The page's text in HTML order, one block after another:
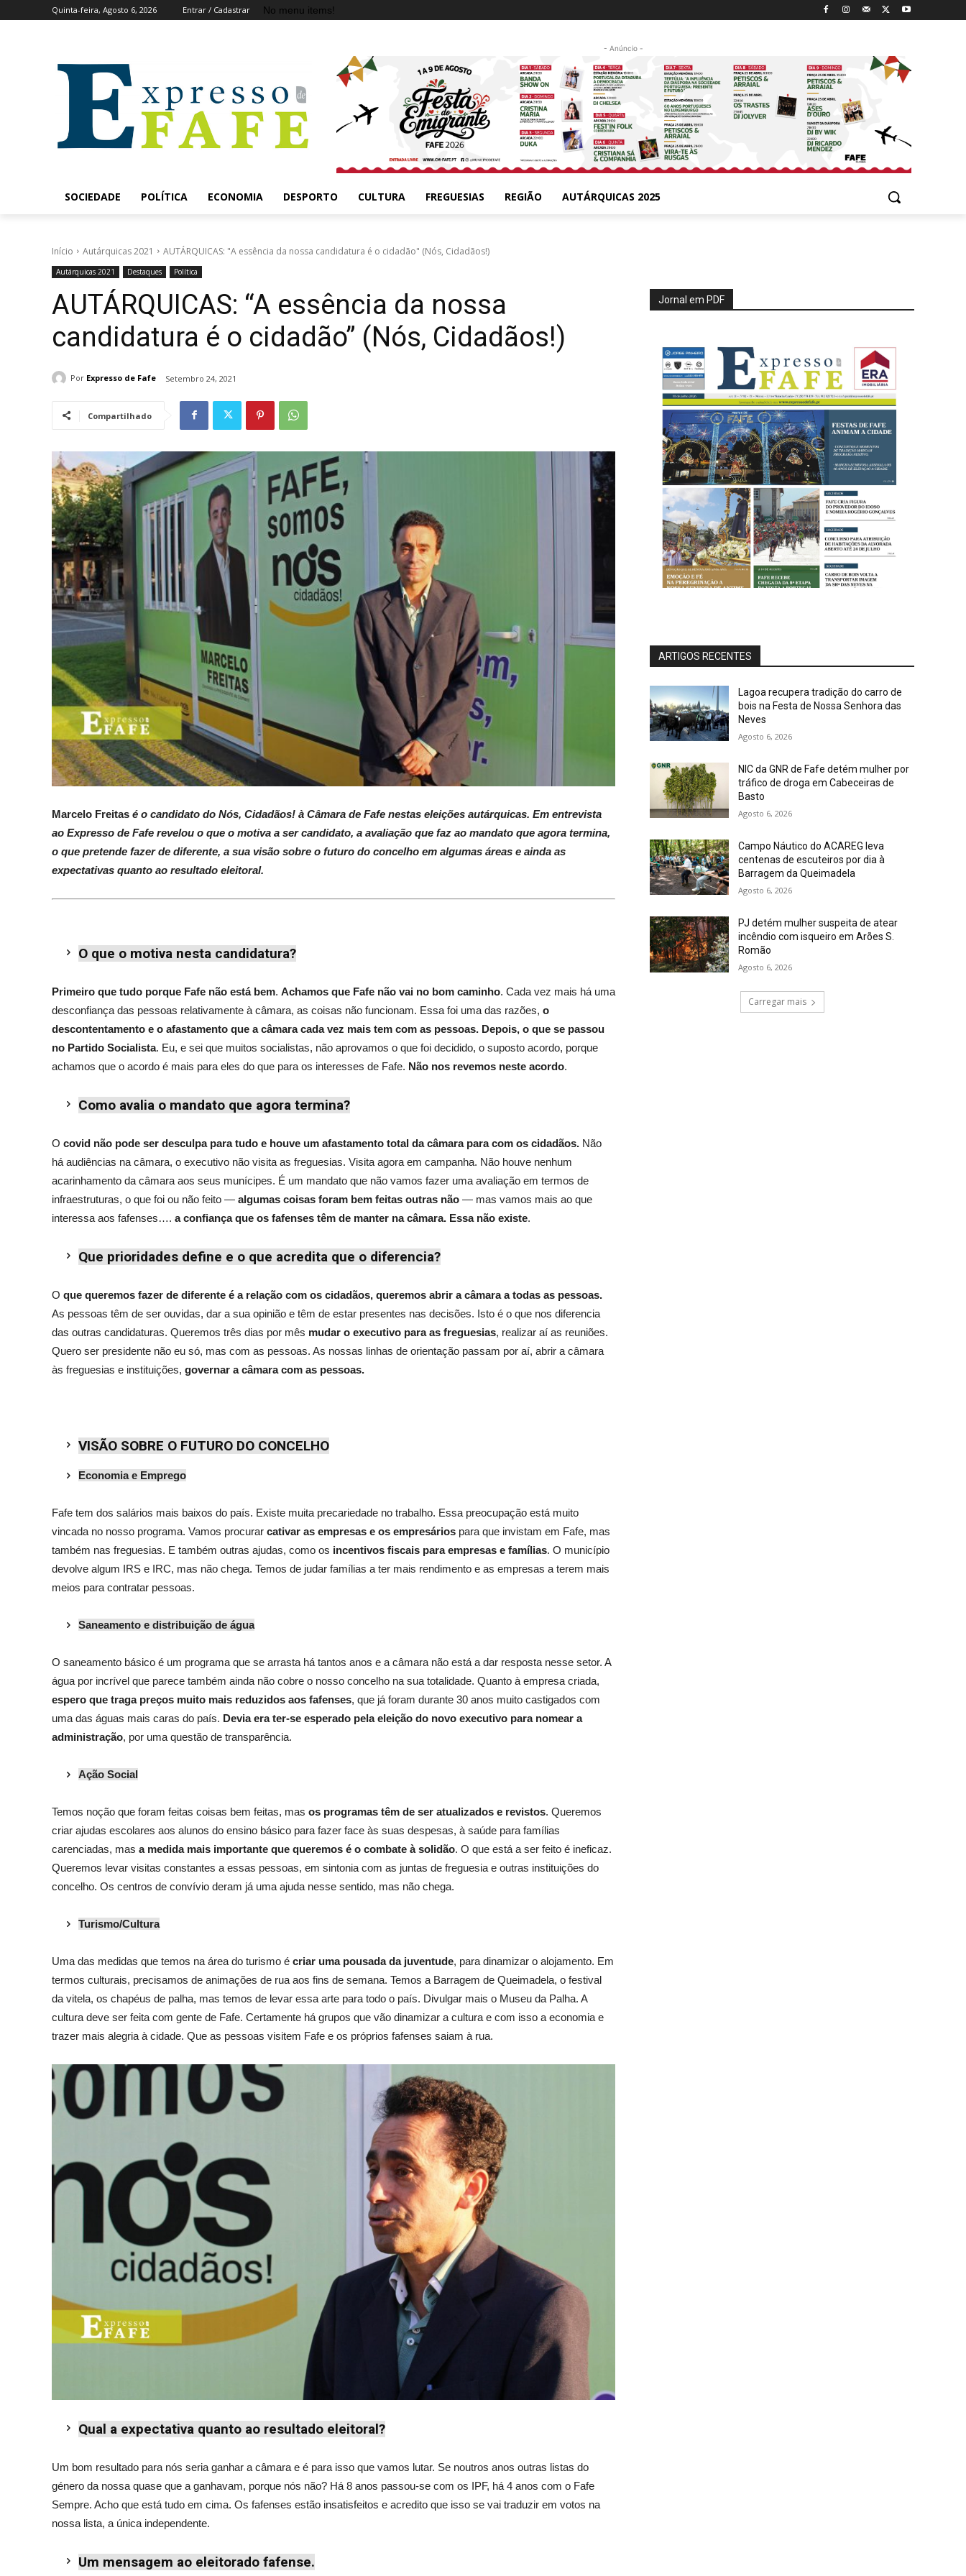
Quinta-feira, Agosto 6, 2026 Entrar / Cadastrar No menu items!
- Anúncio -
SOCIEDADE POLÍTICA ECONOMIA DESPORTO CULTURA FREGUESIAS REGIÃO AUTÁRQUICAS 2025
Início Autárquicas 2021 AUTÁRQUICAS: "A essência da nossa candidatura é o cidadão" (Nós, Cidadãos!)
Autárquicas 2021 Destaques Política
AUTÁRQUICAS: “A essência da nossa
candidatura é o cidadão” (Nós, Cidadãos!)
Por Expresso de Fafe Setembro 24, 2021
Compartilhado
Marcelo Freitas é o candidato do Nós, Cidadãos! à Câmara de Fafe nestas eleições autárquicas. Em entrevista
ao Expresso de Fafe revelou o que o motiva a ser candidato, a avaliação que faz ao mandato que agora termina,
o que pretende fazer de diferente, a sua visão sobre o futuro do concelho em algumas áreas e ainda as
expectativas quanto ao resultado eleitoral.
O que o motiva nesta candidatura?
Primeiro que tudo porque Fafe não está bem. Achamos que Fafe não vai no bom caminho. Cada vez mais há uma
desconfiança das pessoas relativamente à câmara, as coisas não funcionam. Essa foi uma das razões, o
descontentamento e o afastamento que a câmara cada vez mais tem com as pessoas. Depois, o que se passou
no Partido Socialista. Eu, e sei que muitos socialistas, não aprovamos o que foi decidido, o suposto acordo, porque
achamos que o acordo é mais para eles do que para os interesses de Fafe. Não nos revemos neste acordo.
Como avalia o mandato que agora termina?
O covid não pode ser desculpa para tudo e houve um afastamento total da câmara para com os cidadãos. Não
há audiências na câmara, o executivo não visita as freguesias. Visita agora em campanha. Não houve nenhum
acarinhamento da câmara aos seus munícipes. É um mandato que não vamos fazer uma avaliação em termos de
infraestruturas, o que foi ou não feito — algumas coisas foram bem feitas outras não — mas vamos mais ao que
interessa aos fafenses…. a confiança que os fafenses têm de manter na câmara. Essa não existe.
Que prioridades define e o que acredita que o diferencia?
O que queremos fazer de diferente é a relação com os cidadãos, queremos abrir a câmara a todas as pessoas.
As pessoas têm de ser ouvidas, dar a sua opinião e têm de estar presentes nas decisões. Isto é o que nos diferencia
das outras candidaturas. Queremos três dias por mês mudar o executivo para as freguesias, realizar aí as reuniões.
Quero ser presidente não eu só, mas com as pessoas. As nossas linhas de orientação passam por aí, abrir a câmara
às freguesias e instituições, governar a câmara com as pessoas.
VISÃO SOBRE O FUTURO DO CONCELHO
Economia e Emprego
Fafe tem dos salários mais baixos do país. Existe muita precariedade no trabalho. Essa preocupação está muito
vincada no nosso programa. Vamos procurar cativar as empresas e os empresários para que invistam em Fafe, mas
também nas freguesias. E também outras ajudas, como os incentivos fiscais para empresas e famílias. O município
devolve algum IRS e IRC, mas não chega. Temos de judar famílias a ter mais rendimento e as empresas a terem mais
meios para contratar pessoas.
Saneamento e distribuição de água
O saneamento básico é um programa que se arrasta há tantos anos e a câmara não está a dar resposta nesse setor. A
água por incrível que parece também ainda não cobre o nosso concelho na sua totalidade. Quanto à empresa criada,
espero que traga preços muito mais reduzidos aos fafenses, que já foram durante 30 anos muito castigados com
uma das águas mais caras do país. Devia era ter-se esperado pela eleição do novo executivo para nomear a
administração, por uma questão de transparência.
Ação Social
Temos noção que foram feitas coisas bem feitas, mas os programas têm de ser atualizados e revistos. Queremos
criar ajudas escolares aos alunos do ensino básico para fazer face às suas despesas, à saúde para famílias
carenciadas, mas a medida mais importante que queremos é o combate à solidão. O que está a ser feito é ineficaz.
Queremos levar visitas constantes a essas pessoas, em sintonia com as juntas de freguesia e outras instituições do
concelho. Os centros de convívio deram já uma ajuda nesse sentido, mas não chega.
Turismo/Cultura
Uma das medidas que temos na área do turismo é criar uma pousada da juventude, para dinamizar o alojamento. Em
termos culturais, precisamos de animações de rua aos fins de semana. Temos a Barragem de Queimadela, o festival
da vitela, os chapéus de palha, mas temos de levar essa arte para todo o país. Divulgar mais o Museu da Palha. A
cultura deve ser feita com gente de Fafe. Certamente há grupos que vão dinamizar a cultura e com isso a economia e
trazer mais alegria à cidade. Que as pessoas visitem Fafe e os próprios fafenses saiam à rua.
Qual a expectativa quanto ao resultado eleitoral?
Um bom resultado para nós seria ganhar a câmara e é para isso que vamos lutar. Se noutros anos outras listas do
género da nossa quase que a ganhavam, porque nós não? Há 8 anos passou-se com os IPF, há 4 anos com o Fafe
Sempre. Acho que está tudo em cima. Os fafenses estão insatisfeitos e acredito que isso se vai traduzir em votos na
nossa lista, a única independente.
Um mensagem ao eleitorado fafense.
Jornal em PDF
ARTIGOS RECENTES
Lagoa recupera tradição do carro de
bois na Festa de Nossa Senhora das
Neves
Agosto 6, 2026
NIC da GNR de Fafe detém mulher por
tráfico de droga em Cabeceiras de
Basto
Agosto 6, 2026
Campo Náutico do ACAREG leva
centenas de escuteiros por dia à
Barragem da Queimadela
Agosto 6, 2026
PJ detém mulher suspeita de atear
incêndio com isqueiro em Arões S.
Romão
Agosto 6, 2026
Carregar mais